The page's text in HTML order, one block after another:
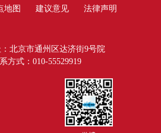
地图 建议意见 法律声明
北京市通州区达济街9号院
方式：010-55529919